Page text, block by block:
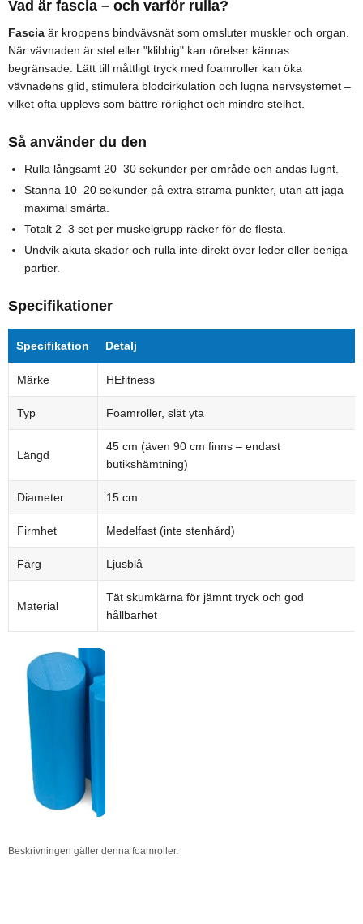
Vad är fascia – och varför rulla?
Fascia är kroppens bindvävsnät som omsluter muskler och organ.
När vävnaden är stel eller "klibbig" kan rörelser kännas
begränsade. Lätt till måttligt tryck med foamroller kan öka
vävnadens glid, stimulera blodcirkulation och lugna nervsystemet –
vilket ofta upplevs som bättre rörlighet och mindre stelhet.
Så använder du den
Rulla långsamt 20–30 sekunder per område och andas lugnt.
Stanna 10–20 sekunder på extra strama punkter, utan att jaga
maximal smärta.
Totalt 2–3 set per muskelgrupp räcker för de flesta.
Undvik akuta skador och rulla inte direkt över leder eller beniga
partier.
Specifikationer
Specifikation Detalj
Märke HEfitness
Typ Foamroller, slät yta
Längd
45 cm (även 90 cm finns – endast
butikshämtning)
Diameter 15 cm
Firmhet Medelfast (inte stenhård)
Färg Ljusblå
Material
Tät skumkärna för jämnt tryck och god
hållbarhet
Beskrivningen gäller denna foamroller.